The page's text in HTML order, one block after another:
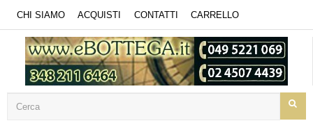
CHI SIAMO ACQUISTI CONTATTI CARRELLO